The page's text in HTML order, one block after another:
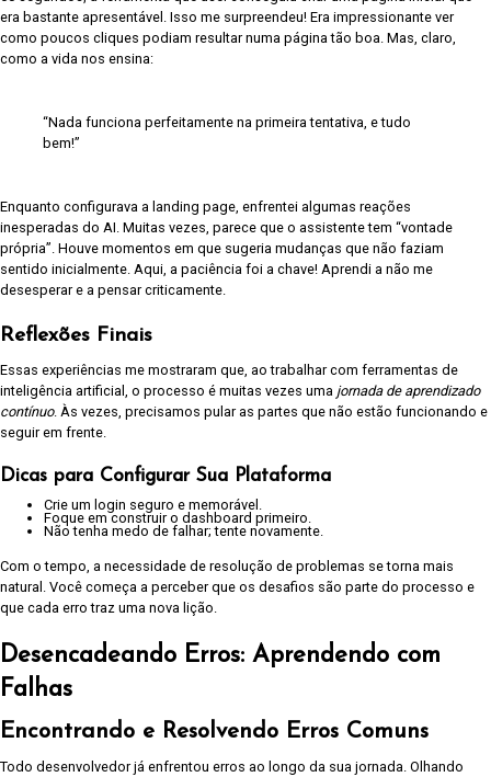
era bastante apresentável. Isso me surpreendeu! Era impressionante ver
como poucos cliques podiam resultar numa página tão boa. Mas, claro,
como a vida nos ensina:
“Nada funciona perfeitamente na primeira tentativa, e tudo
bem!”
Enquanto configurava a landing page, enfrentei algumas reações
inesperadas do AI. Muitas vezes, parece que o assistente tem “vontade
própria”. Houve momentos em que sugeria mudanças que não faziam
sentido inicialmente. Aqui, a paciência foi a chave! Aprendi a não me
desesperar e a pensar criticamente.
Reflexões Finais
Essas experiências me mostraram que, ao trabalhar com ferramentas de
inteligência artificial, o processo é muitas vezes uma jornada de aprendizado
contínuo. Às vezes, precisamos pular as partes que não estão funcionando e
seguir em frente.
Dicas para Configurar Sua Plataforma
Crie um login seguro e memorável.
Foque em construir o dashboard primeiro.
Não tenha medo de falhar; tente novamente.
Com o tempo, a necessidade de resolução de problemas se torna mais
natural. Você começa a perceber que os desafios são parte do processo e
que cada erro traz uma nova lição.
Desencadeando Erros: Aprendendo com
Falhas
Encontrando e Resolvendo Erros Comuns
Todo desenvolvedor já enfrentou erros ao longo da sua jornada. Olhando